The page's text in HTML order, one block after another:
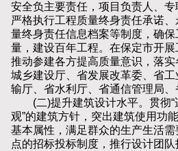
安全负主要责任，项目负责人、专
严格执行工程质量终身责任承诺
量终身责任信息档案等制度，确
量，建设百年工程。在保定市开展
推动参建各方提高质量意识，落
城乡建设厅、省发展改革委、省
输厅、省水利厅、省通信管理局
(二)提升建筑设计水平。贯彻“
观”的建筑方针，突出建筑使用功
基本属性，满足群众的生产生活
点的招标投标制度，推行设计团